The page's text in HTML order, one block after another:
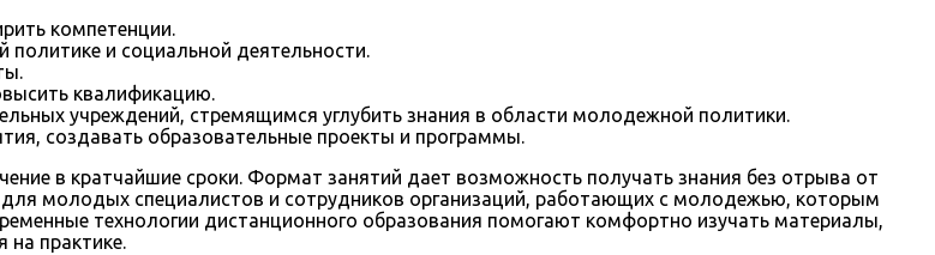
компетенции.
и социальной деятельности.
квалификацию.
учреждений, стремящимся углубить знания в области молодежной политики.
создавать образовательные проекты и программы.
в кратчайшие сроки. Формат занятий дает возможность получать знания без отрыва от
молодых специалистов и сотрудников организаций, работающих с молодежью, которым
технологии дистанционного образования помогают комфортно изучать материалы,
на практике.